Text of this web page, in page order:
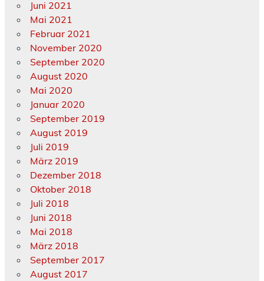
Juni 2021
Mai 2021
Februar 2021
November 2020
September 2020
August 2020
Mai 2020
Januar 2020
September 2019
August 2019
Juli 2019
März 2019
Dezember 2018
Oktober 2018
Juli 2018
Juni 2018
Mai 2018
März 2018
September 2017
August 2017